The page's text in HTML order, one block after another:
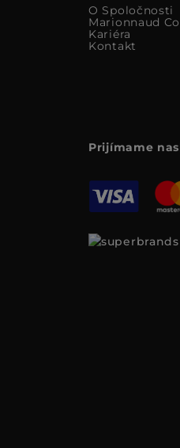
O Spoločnosti
Marionnaud
Kariéra
Kontakt
Prijímame